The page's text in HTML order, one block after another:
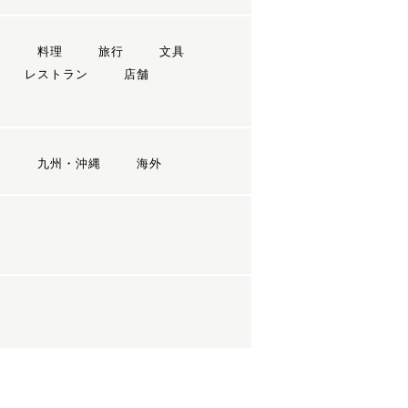
料理 旅行
文具
レストラン
店舗
九州・沖縄 海外